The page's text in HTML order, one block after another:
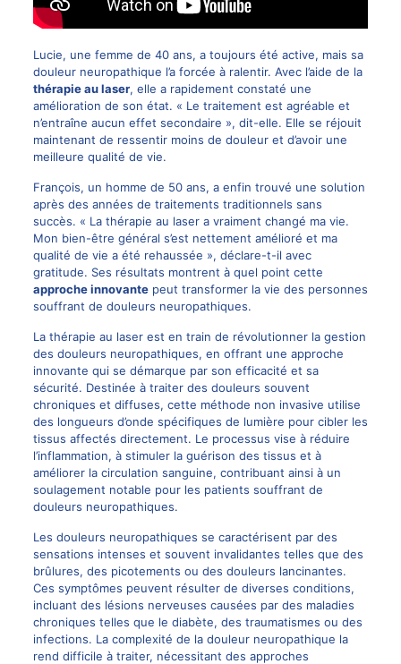
Lucie, une femme de 40 ans, a toujours été active, mais sa
douleur neuropathique l’a forcée à ralentir. Avec l’aide de la
thérapie au laser, elle a rapidement constaté une
amélioration de son état. « Le traitement est agréable et
n’entraîne aucun effet secondaire », dit-elle. Elle se réjouit
maintenant de ressentir moins de douleur et d’avoir une
meilleure qualité de vie.
François, un homme de 50 ans, a enfin trouvé une solution
après des années de traitements traditionnels sans
succès. « La thérapie au laser a vraiment changé ma vie.
Mon bien-être général s’est nettement amélioré et ma
qualité de vie a été rehaussée », déclare-t-il avec
gratitude. Ses résultats montrent à quel point cette
approche innovantepeut transformer la vie des personnes
souffrant de douleurs neuropathiques.
La thérapie au laser est en train de révolutionner la gestion
des douleurs neuropathiques, en offrant une approche
innovante qui se démarque par son efficacité et sa
sécurité. Destinée à traiter des douleurs souvent
chroniques et diffuses, cette méthode non invasive utilise
des longueurs d’onde spécifiques de lumière pour cibler les
tissus affectés directement. Le processus vise à réduire
l’inflammation, à stimuler la guérison des tissus et à
améliorer la circulation sanguine, contribuant ainsi à un
soulagement notable pour les patients souffrant de
douleurs neuropathiques.
Les douleurs neuropathiques se caractérisent par des
sensations intenses et souvent invalidantes telles que des
brûlures, des picotements ou des douleurs lancinantes.
Ces symptômes peuvent résulter de diverses conditions,
incluant des lésions nerveuses causées par des maladies
chroniques telles que le diabète, des traumatismes ou des
infections. La complexité de la douleur neuropathique la
rend difficile à traiter, nécessitant des approches